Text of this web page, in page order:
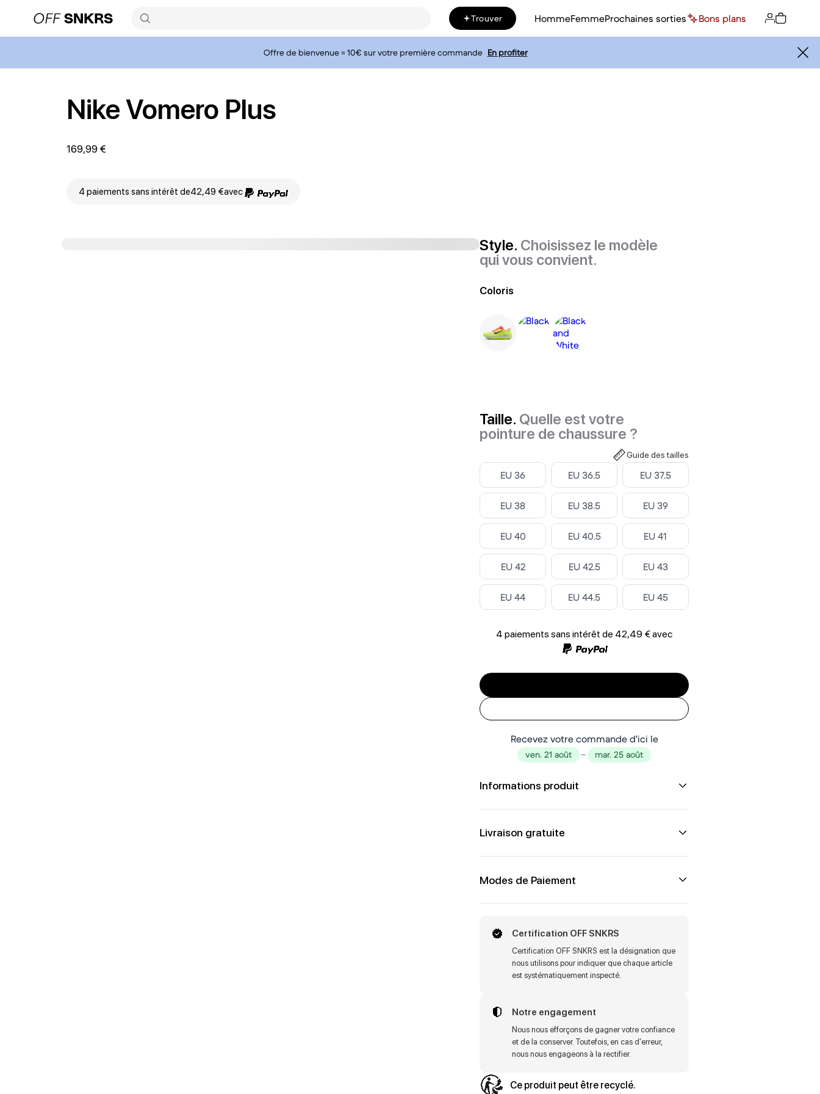
Trouver HommeFemmeProchaines sorties Bons plans
Offre de bienvenue = 10€ sur votre première commande En profiter
Nike Vomero Plus
169,99 €
4 paiements sans intérêt de42,49 €avec
Style. Choisissez le modèle
qui vous convient.
Coloris
Taille. Quelle est votre
pointure de chaussure ?
Guide des tailles
Select
EU 36 Select
EU 36.5 Select
EU 37.5
Select
EU 38 Select
EU 38.5 Select
EU 39
Select
EU 40 Select
EU 40.5 Select
EU 41
Select
EU 42 Select
EU 42.5 Select
EU 43
Select
EU 44 Select
EU 44.5 Select
EU 45
4 paiements sans intérêt de 42,49 €avec
Recevez votre commande d'ici le
ven. 21 août – mar. 25 août
Informations produit
Livraison gratuite
Modes de Paiement
Certification OFF SNKRS
Certification OFF SNKRS est la désignation que
nous utilisons pour indiquer que chaque article
est systématiquement inspecté.
Notre engagement
Nous nous efforçons de gagner votre confiance
et de la conserver. Toutefois, en cas d'erreur,
nous nous engageons à la rectifier.
Ce produit peut être recyclé.